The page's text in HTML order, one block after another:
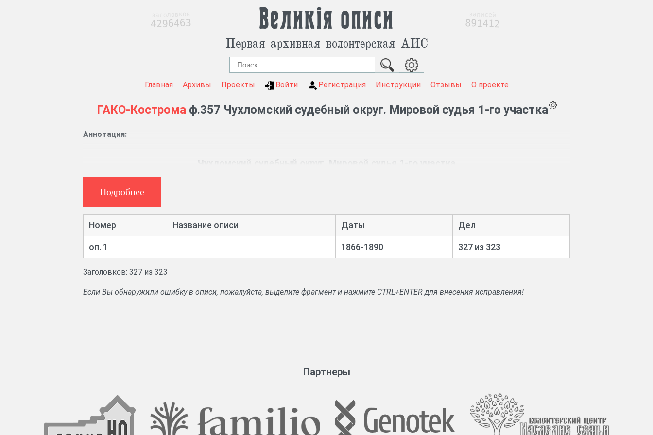
Великія описи
Первая архивная волонтерская АИС
Главная Архивы Проекты Войти Регистрация Инструкции Отзывы О проекте
ГАКО-Костромаф.357 Чухломский судебный округ. Мировой судья 1-го участка
Аннотация:
Чухломский судебный округ. Мировой судья 1-го участка
Сведения о доходах, поступивших в кассу мирового судьи.
Дела о вводе во владение имениями, о восстановлении прав на имения, о спорных имениях, о духовных завещаниях.
Дела о незаконных порубках леса.
Подробнее
Номер Название описи Даты Дел
оп. 1 1866-1890 327 из 323
Заголовков: 327 из 323
Если Вы обнаружили ошибку в описи, пожалуйста, выделите фрагмент и нажмите CTRL+ENTER для внесения исправления!
Партнеры
4296463 891412